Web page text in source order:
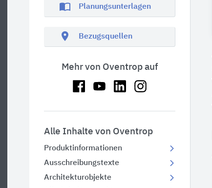
import_contacts Planungsunterlagen
location_on Bezugsquellen
Mehr von Oventrop auf
Alle Inhalte von Oventrop
Produktinformationen
Ausschreibungstexte
Architekturobjekte